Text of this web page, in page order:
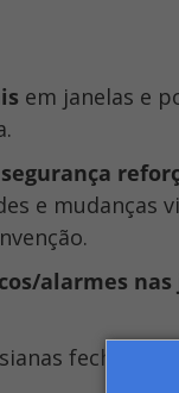
em janelas e
e
alarmes nas